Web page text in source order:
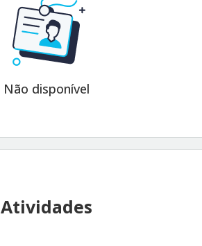
Não disponível
Atividades